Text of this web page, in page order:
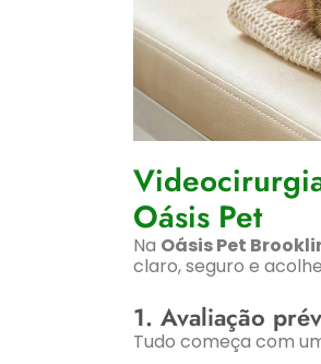
Oásis Pet
Na Oásis Pet
claro, seguro e
1. Avaliação
Tudo começa com